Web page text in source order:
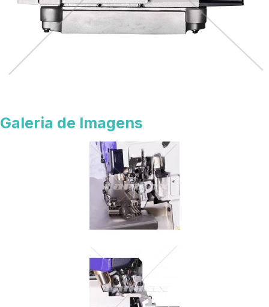
Galeria de Imagens